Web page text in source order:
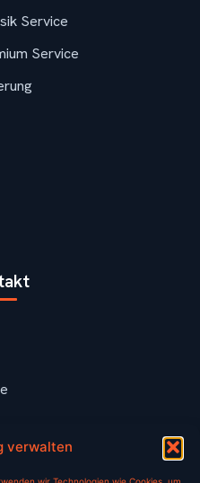
verwalten
Service
Service